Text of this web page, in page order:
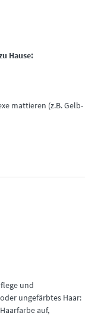
Hause:
mattieren (z.B. Gelb-
und
ungefärbtes Haar:
auf,